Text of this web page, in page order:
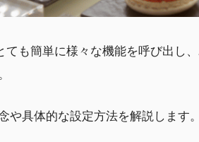
も簡単に様々な機能を呼び出し
具体的な設定方法を解説します。